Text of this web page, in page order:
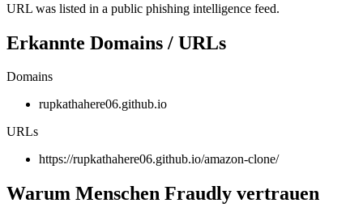
URL was listed in a public phishing intelligence feed.
Erkannte Domains / URLs
Domains
rupkathahere06.github.io
URLs
https://rupkathahere06.github.io/amazon-clone/
Warum Menschen Fraudly vertrauen